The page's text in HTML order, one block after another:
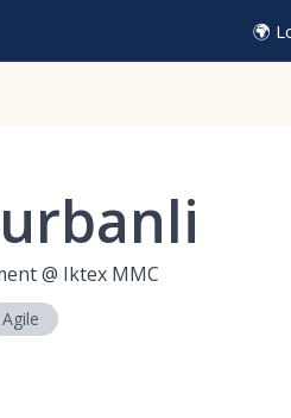
🌍
@ Iktex MMC
Agile